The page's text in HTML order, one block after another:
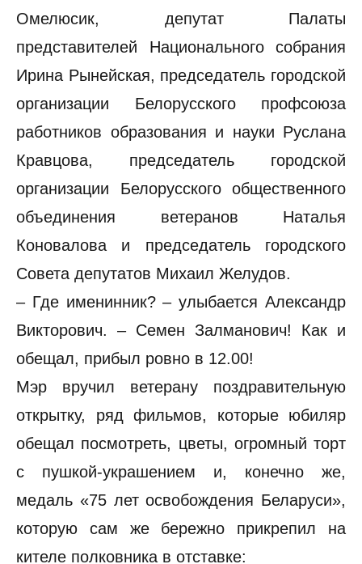
Омелюсик, депутат Палаты
представителей Национального собрания
Ирина Рынейская, председатель городской
организации Белорусского профсоюза
работников образования и науки Руслана
Кравцова, председатель городской
организации Белорусского общественного
объединения ветеранов Наталья
Коновалова и председатель городского
Совета депутатов Михаил Желудов.
– Где именинник? – улыбается Александр
Викторович. – Семен Залманович! Как и
обещал, прибыл ровно в 12.00!
Мэр вручил ветерану поздравительную
открытку, ряд фильмов, которые юбиляр
обещал посмотреть, цветы, огромный торт
с пушкой-украшением и, конечно же,
медаль «75 лет освобождения Беларуси»,
которую сам же бережно прикрепил на
кителе полковника в отставке: